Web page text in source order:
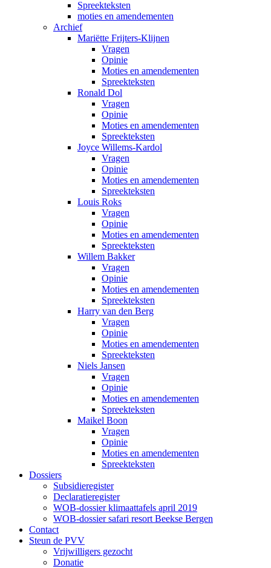
Spreekteksten
moties en amendementen
Archief
Mariëtte Frijters-Klijnen
Vragen
Opinie
Moties en amendementen
Spreekteksten
Ronald Dol
Vragen
Opinie
Moties en amendementen
Spreekteksten
Joyce Willems-Kardol
Vragen
Opinie
Moties en amendementen
Spreekteksten
Louis Roks
Vragen
Opinie
Moties en amendementen
Spreekteksten
Willem Bakker
Vragen
Opinie
Moties en amendementen
Spreekteksten
Harry van den Berg
Vragen
Opinie
Moties en amendementen
Spreekteksten
Niels Jansen
Vragen
Opinie
Moties en amendementen
Spreekteksten
Maikel Boon
Vragen
Opinie
Moties en amendementen
Spreekteksten
Dossiers
Subsidieregister
Declaratieregister
WOB-dossier klimaattafels april 2019
WOB-dossier safari resort Beekse Bergen
Contact
Steun de PVV
Vrijwilligers gezocht
Donatie